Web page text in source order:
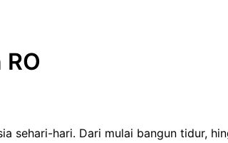
sehari-hari. Dari mulai bangun tidur,